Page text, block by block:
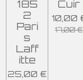
185
2
Pari
s
Laff
itte
25,00 €
Cuir
10,00
17,00 €